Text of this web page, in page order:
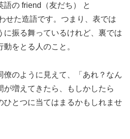
語の friend（友だち） と
せた造語です。つまり、表では
に振る舞っているけれど、裏では
動をとる人のこと。
僚のように見えて、「あれ？なん
が増えてきたら、もしかしたら
とつに当てはまるかもしれませ